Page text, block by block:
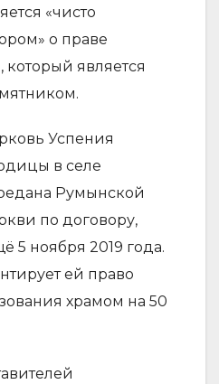
«чисто
о праве
является
Успения
в селе
Румынской
по договору,
5 ноября 2019 года.
ей право
храмом на 50